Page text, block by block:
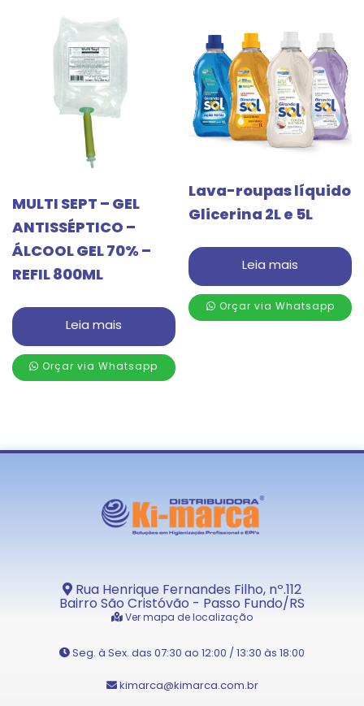
MULTI SEPT – GEL
ANTISSÉPTICO –
ÁLCOOL GEL 70% –
REFIL 800ML
Leia mais
Orçar via Whatsapp
Lava-roupas líquido
Glicerina 2L e 5L
Leia mais
Orçar via Whatsapp
Rua Henrique Fernandes Filho, nº.112
Bairro São Cristóvão - Passo Fundo/RS
Ver mapa de localização
Seg. à Sex. das 07:30 ao 12:00 / 13:30 às 18:00
kimarca@kimarca.com.br